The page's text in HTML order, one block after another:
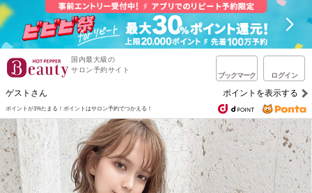
国内最大級の
サロン予約サイト
ブックマーク ログイン
ゲストさん ポイントを表示する
ポイントが1%たまる！ ポイントはサロン予約でつかえる！